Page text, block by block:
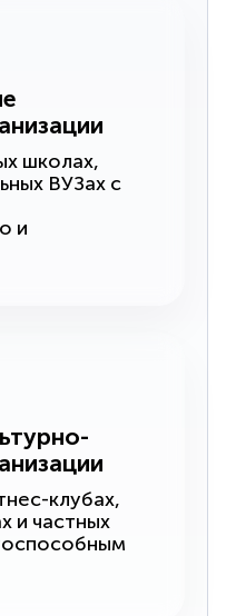
школах,
ВУЗах с
и
клубах,
и частных